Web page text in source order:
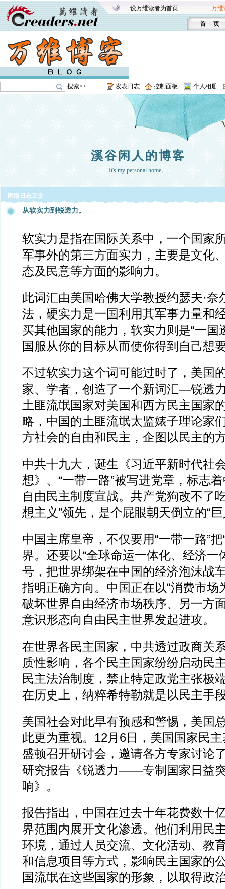
设万维读者为首页 万维
首 页
搜索>> 发表日志 控制面板 个人相册
溪谷闲人的博客
It's my personal home。
网络日志正文
从软实力到锐透力。
软实力是指在国际关系中，一个国家
军事外的第三方面实力，主要是文化
态及民意等方面的影响力。
此词汇由美国哈佛大学教授约瑟夫·奈
法，硬实力是一国利用其军事力量和
买其他国家的能力，软实力则是“一国
国服从你的目标从而使你得到自己想
不过软实力这个词可能过时了，美国
家、学者，创造了一个新词汇—锐透
土匪流氓国家对美国和西方民主国家
略，中国的土匪流氓太监婊子理论家
方社会的自由和民主，企图以民主的
中共十九大，诞生《习近平新时代社
想》、“一带一路”被写进党章，标志
自由民主制度宣战。共产党狗改不了
想主义”领先，是个屁眼朝天倒立的“巨
中国主席皇帝，不仅要用“一带一路”
界。还要以“全球命运一体化、经济一
号，把世界绑架在中国的经济泡沫战
指明正确方向。中国正在以“消费市场
破坏世界自由经济市场秩序、另一方
意识形态向自由民主世界发起进攻。
在世界各民主国家，中共透过政商关
质性影响，各个民主国家纷纷启动民
民主法治制度，禁止特定政党主张极
在历史上，纳粹希特勒就是以民主手
美国社会对此早有预感和警惕，美国
此更为重视。12月6日，美国国家民
盛顿召开研讨会，邀请各方专家讨论
研究报告《锐透力——专制国家日益
响》。
报告指出，中国在过去十年花费数十
界范围内展开文化渗透。他们利用民
环境，通过人员交流、文化活动、教
和信息项目等方式，影响民主国家的
国流氓在这些国家的形象，以取得政